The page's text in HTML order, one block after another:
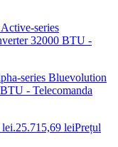
series Bluevolution
- Telecomanda
25.715,69 leiPrețul